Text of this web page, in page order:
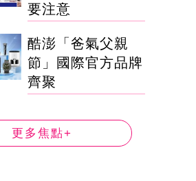
要注意
酷澎「爸氣父親
節」國際官方品牌
齊聚
更多焦點+